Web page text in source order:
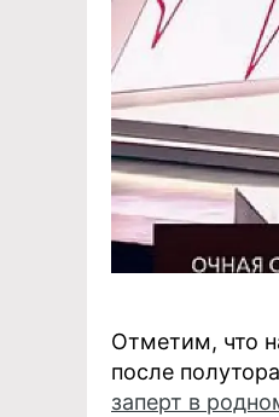
Отметим, что
после
заперт в